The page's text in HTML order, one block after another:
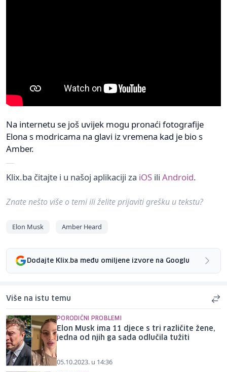
Na internetu se još uvijek mogu pronaći fotografije
Elona s modricama na glavi iz vremena kad je bio s
Amber.
Klix.ba čitajte i u našoj aplikaciji za iOS ili Android.
Znate nešto više o temi ili želite prijaviti grešku u tekstu?
Elon Musk Amber Heard
Dodajte Klix.ba među omiljene izvore na Googlu
Više na istu temu
PORODIČNI PROBLEMI
Elon Musk ima 11 djece s tri različite žene,
jedna od njih ga sada odlučila tužiti
05.10.2023. u 14:36